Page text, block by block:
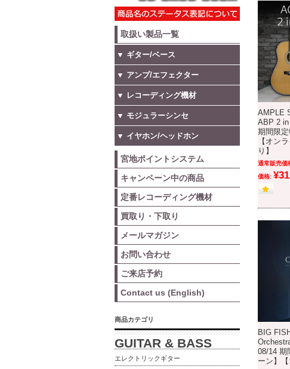
AMPLE
ABP 2 in
期間限定
【オン
り】
通常販売価
価格:
BIG
08/14 期
ーン】【
取扱い製品一覧
▼ ギター/ベース
▼ アンプ/エフェクター
▼ レコーディング機材
▼ モジュラーシンセ
▼ イヤホン/ヘッドホン
宮地ポイントシステム
キャンペーン中の商品
定番レコーディング機材
買取り・下取り
メールマガジン
お問い合わせ
ご来店予約
Contact us (English)
商品カテゴリ
GUITAR & BASS
エレクトリックギター